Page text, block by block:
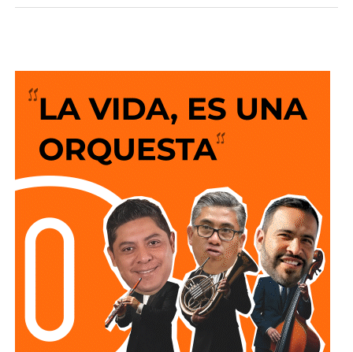
Asociación Mexicana de Agencias de Viajes (AMAV)
Alonso explicó que hay viajeros reservando estancias de
al menos una noche. Además de la Fenapo, invitó a
conocer las cuatro regiones del estado con estancias de
El número exacto de paquetes vendidos o apartados por
las agencias solo se conocerá al cierre de la temporada,